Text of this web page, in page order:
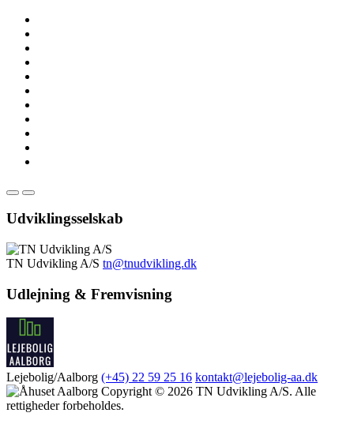
Udviklingsselskab
TN Udvikling A/S tn@tnudvikling.dk
Udlejning & Fremvisning
Lejebolig/Aalborg (+45) 22 59 25 16 kontakt@lejebolig-aa.dk
Copyright © 2026 TN Udvikling A/S. Alle
rettigheder forbeholdes.